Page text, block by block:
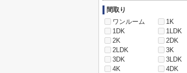
間取り
ワンルーム
1K
1DK
1LDK
2K
2DK
2LDK
3K
3DK
3LDK
4K
4DK